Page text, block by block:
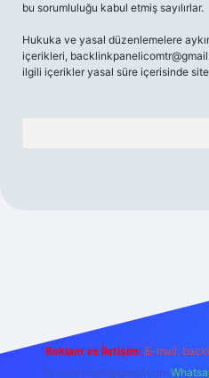
bu sorumluluğu kabul etmiş sayılırlar.
Hukuka ve yasal düzenlemelere
içerikleri,
ilgili içerikler yasal süre içerisinde
Reklam ve İletişim: E-mail:
forumhizmeti@gmail.com